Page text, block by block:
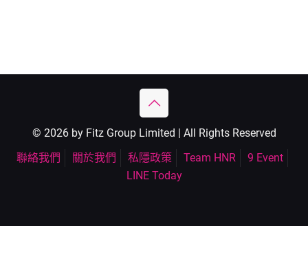
© 2026 by Fitz Group Limited | All Rights Reserved
聯絡我們
關於我們 私隱政策 Team HNR
9 Event
LINE Today